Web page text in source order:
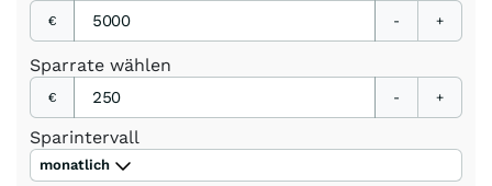
€ - +
Sparrate wählen
€ - +
Sparintervall
monatlich